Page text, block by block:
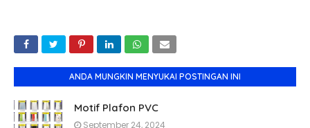
ANDA MUNGKIN MENYUKAI POSTINGAN INI
Motif Plafon PVC
September 24, 2024